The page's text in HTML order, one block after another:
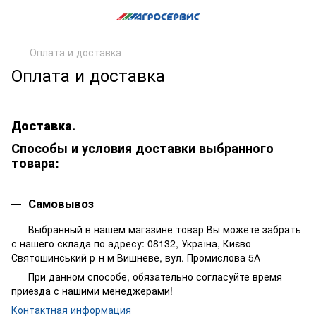
Оплата и доставка
Оплата и доставка
Доставка.
Способы и условия доставки выбранного
товара:
Самовывоз
Выбранный в нашем магазине товар Вы можете забрать
с нашего склада по адресу: 08132, Україна, Києво-
Святошинський р-н м Вишневе, вул. Промислова 5А
При данном способе, обязательно согласуйте время
приезда с нашими менеджерами!
Контактная информация